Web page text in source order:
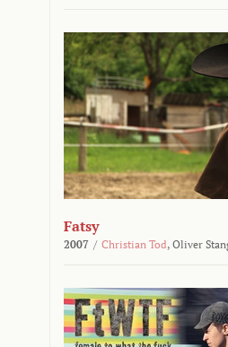
Fatsy
2007 / Christian Tod, Oliver